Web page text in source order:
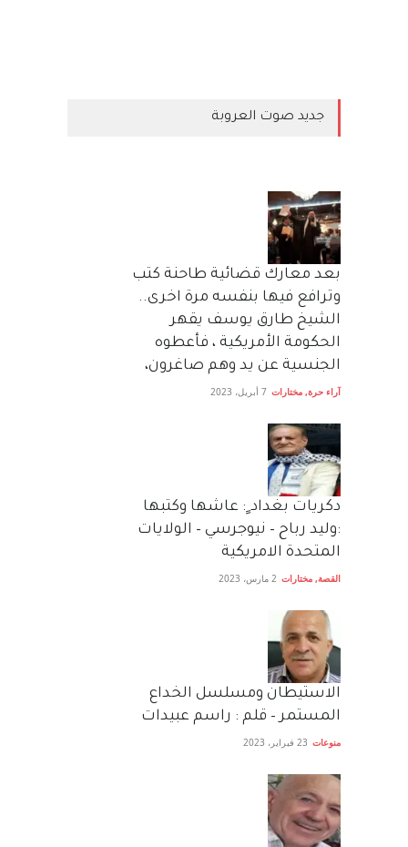
جديد صوت العروبة
بعد معارك قضائية طاحنة كتب
وترافع فيها بنفسه مرة اخرى..
الشيخ طارق يوسف يقهر
الحكومة الأمريكية ، فأعطوه
الجنسية عن يد وهم صاغرون،
آراء حرة, مختارات 7 أبريل، 2023
دكريات بغداد ٍ: عاشها وكتبها
:وليد رباح – نيوجرسي – الولايات
المتحدة الامريكية
القصة, مختارات 2 مارس، 2023
الاستيطان ومسلسل الخداع
المستمر – قلم : راسم عبيدات
منوعات 23 فبراير، 2023